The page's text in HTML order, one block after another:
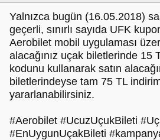
Yalnızca bugün (16.05.2018)
geçerli, sınırlı sayıda UFK
Aerobilet mobil uygulaması
alacağınız uçak biletlerinde 15
kodunu kullanarak satın
biletlerindeyse tam 75 TL
yararlanabilirsiniz.
#Aerobilet #UcuzUçukBileti
#EnUygunUçakBileti